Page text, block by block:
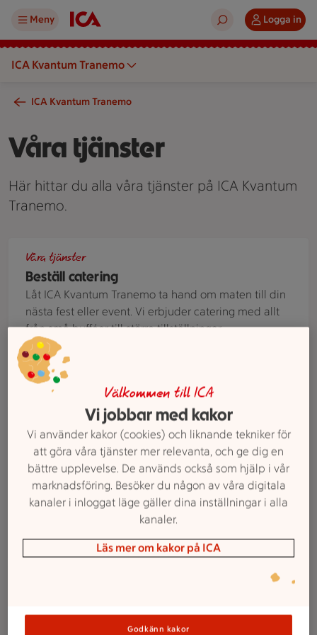
Meny Logga in
ICA Kvantum Tranemo
ICA Kvantum Tranemo
Våra tjänster
Här hittar du alla våra tjänster på ICA Kvantum
Tranemo.
Beställ catering
Våra tjänster
Låt ICA Kvantum Tranemo ta hand om maten till din
nästa fest eller event. Vi erbjuder catering med allt
från små bufféer till större tillställningar.
Person skannar en vara i butik med sin mobiltelefon.
Självscanning
Med självscanning i ICA Kvantum Tranemo skannar
du varorna i egen takt och betalar i appen eller vid
betalstationen. Smidigt, tidsbesparande och
personal finns nära till hands vid behov.
Självscanna, handtag
En person överlämnar ett paket till paketinlämningen i en
Välkommen till ICA
Vi jobbar med kakor
Vi använder kakor (cookies) och liknande tekniker för
att göra våra tjänster mer relevanta, och ge dig en
bättre upplevelse. De används också som hjälp i vår
marknadsföring. Besöker du någon av våra digitala
kanaler i inloggat läge gäller dina inställningar i alla
kanaler.
Läs mer om kakor på ICA
Godkänn kakor